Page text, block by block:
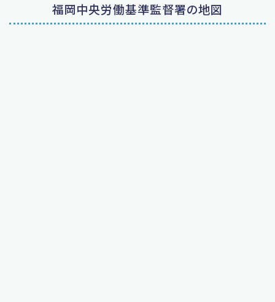
福岡中央労働基準監督署の地図